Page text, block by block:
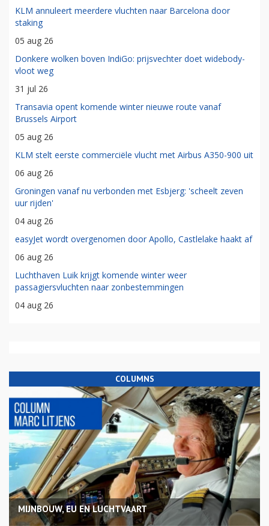
KLM annuleert meerdere vluchten naar Barcelona door
staking
05 aug 26
Donkere wolken boven IndiGo: prijsvechter doet widebody-
vloot weg
31 jul 26
Transavia opent komende winter nieuwe route vanaf
Brussels Airport
05 aug 26
KLM stelt eerste commerciële vlucht met Airbus A350-900 uit
06 aug 26
Groningen vanaf nu verbonden met Esbjerg: 'scheelt zeven
uur rijden'
04 aug 26
easyJet wordt overgenomen door Apollo, Castlelake haakt af
06 aug 26
Luchthaven Luik krijgt komende winter weer
passagiersvluchten naar zonbestemmingen
04 aug 26
COLUMNS
MIJNBOUW, EU EN LUCHTVAART